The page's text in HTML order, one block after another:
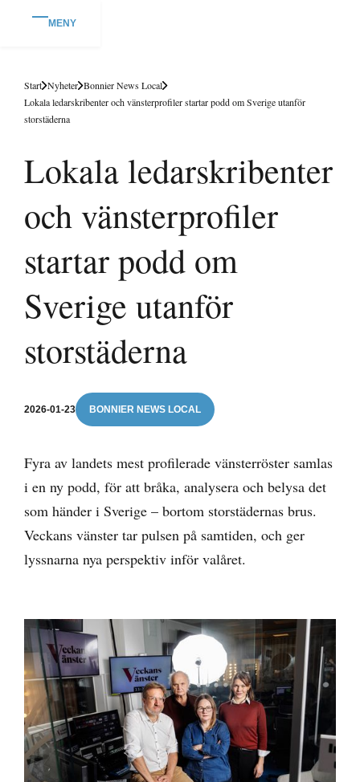
MENY
Start Nyheter Bonnier News Local
Lokala ledarskribenter och vänsterprofiler startar podd om Sverige utanför
storstäderna
Lokala ledarskribenter
och vänsterprofiler
startar podd om
Sverige utanför
storstäderna
2026-01-23 BONNIER NEWS LOCAL
Fyra av landets mest profilerade vänsterröster samlas
i en ny podd, för att bråka, analysera och belysa det
som händer i Sverige – bortom storstädernas brus.
Veckans vänster tar pulsen på samtiden, och ger
lyssnarna nya perspektiv inför valåret.